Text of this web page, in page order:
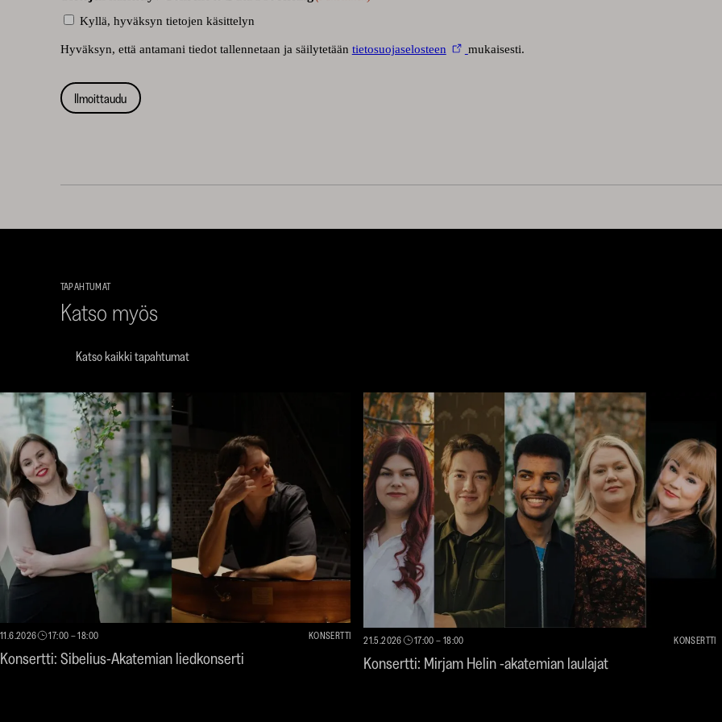
Kyllä, hyväksyn tietojen käsittelyn
Hyväksyn, että antamani tiedot tallennetaan ja säilytetään tietosuojaselosteen mukaisesti.
TAPAHTUMAT
Katso myös
Katso kaikki tapahtumat
11.6.2026 17:00 –18:00 KONSERTTI
Konsertti: Sibelius-Akatemian liedkonserti
21.5.2026 17:00– 18:00 KONSERTTI
Konsertti: Mirjam Helin -akatemian laulajat